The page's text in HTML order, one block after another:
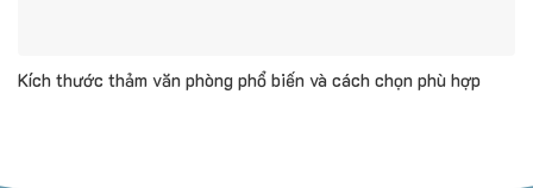
Kích thước thảm văn phòng phổ biến và cách chọn phù hợp